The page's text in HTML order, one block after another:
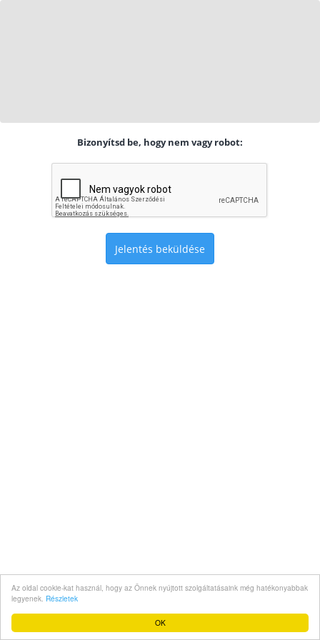
OK
Az oldal cookie-kat használ, hogy az Önnek nyújtott szolgáltatásaink még hatékonyabbak
legyenek. Részletek
Bizonyítsd be, hogy nem vagy robot:
Jelentés beküldése